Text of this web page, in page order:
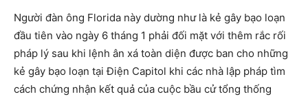
Người đàn ông Florida này dường như là kẻ gây bạo loạn
đầu tiên vào ngày 6 tháng 1 phải đối mặt với thêm rắc rối
pháp lý sau khi lệnh ân xá toàn diện được ban cho những
kẻ gây bạo loạn tại Điện Capitol khi các nhà lập pháp tìm
cách chứng nhận kết quả của cuộc bầu cử tổng thống